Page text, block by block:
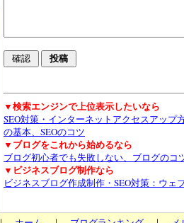
▼検索エンジンで上位表示したいなら
SEO対策・インターネットアクセスアップ
の基本、SEOのコツ
▼ブログをこれから始めるなら
ブログ初心者でも失敗しない、ブログのコ
▼ビジネスブログ制作なら
ビジネスブログ作成制作・SEO対策：ウェ